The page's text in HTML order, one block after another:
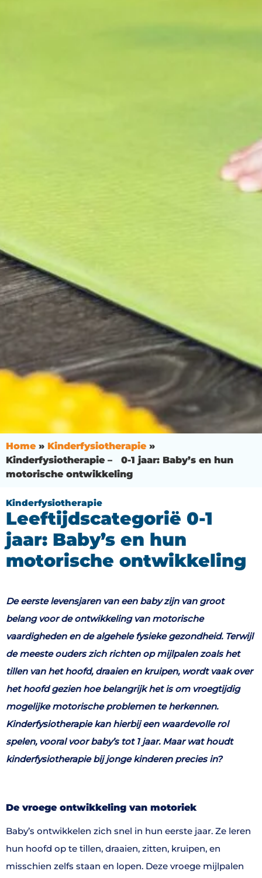
Home » Kinderfysiotherapie »
Kinderfysiotherapie – 0-1 jaar: Baby’s en hun
motorische ontwikkeling
Kinderfysiotherapie
Leeftijdscategorië 0-1
jaar: Baby’s en hun
motorische ontwikkeling
De eerste levensjaren van een baby zijn van groot
belang voor de ontwikkeling van motorische
vaardigheden en de algehele fysieke gezondheid. Terwijl
de meeste ouders zich richten op mijlpalen zoals het
tillen van het hoofd, draaien en kruipen, wordt vaak over
het hoofd gezien hoe belangrijk het is om vroegtijdig
mogelijke motorische problemen te herkennen.
Kinderfysiotherapie kan hierbij een waardevolle rol
spelen, vooral voor baby’s tot 1 jaar. Maar wat houdt
kinderfysiotherapie bij jonge kinderen precies in?
De vroege ontwikkeling van motoriek
Baby’s ontwikkelen zich snel in hun eerste jaar. Ze leren
hun hoofd op te tillen, draaien, zitten, kruipen, en
misschien zelfs staan en lopen. Deze vroege mijlpalen